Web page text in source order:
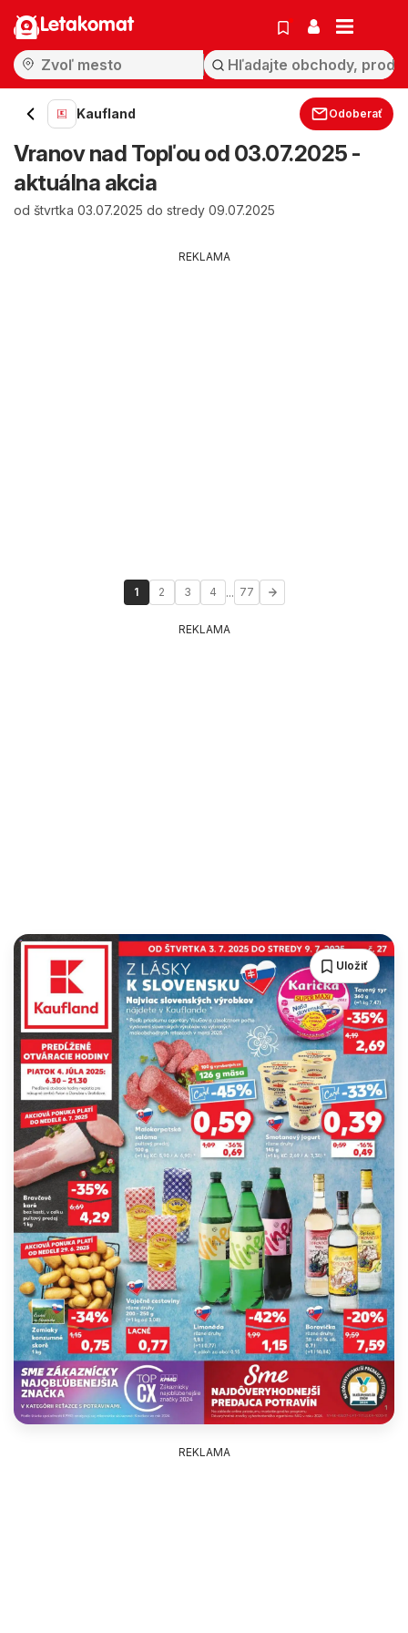
Letakomat
Kaufland Odoberať
Vranov nad Topľou od 03.07.2025 -
aktuálna akcia
od štvrtka 03.07.2025 do stredy 09.07.2025
REKLAMA
1 2 3 4 ... 77
REKLAMA
Uložiť
REKLAMA